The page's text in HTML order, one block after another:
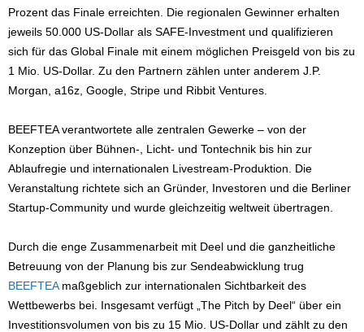
Prozent das Finale erreichten. Die regionalen Gewinner erhalten
jeweils 50.000 US-Dollar als SAFE-Investment und qualifizieren
sich für das Global Finale mit einem möglichen Preisgeld von bis zu
1 Mio. US-Dollar. Zu den Partnern zählen unter anderem J.P.
Morgan, a16z, Google, Stripe und Ribbit Ventures.
BEEFTEA verantwortete alle zentralen Gewerke – von der
Konzeption über Bühnen-, Licht- und Tontechnik bis hin zur
Ablaufregie und internationalen Livestream-Produktion. Die
Veranstaltung richtete sich an Gründer, Investoren und die Berliner
Startup-Community und wurde gleichzeitig weltweit übertragen.
Durch die enge Zusammenarbeit mit Deel und die ganzheitliche
Betreuung von der Planung bis zur Sendeabwicklung trug
BEEFTEAmaßgeblich zur internationalen Sichtbarkeit des
Wettbewerbs bei. Insgesamt verfügt „The Pitch by Deel“ über ein
Investitionsvolumen von bis zu 15 Mio. US-Dollar und zählt zu den